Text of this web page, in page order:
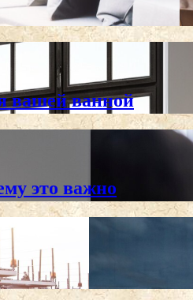
вашей ванной
это важно